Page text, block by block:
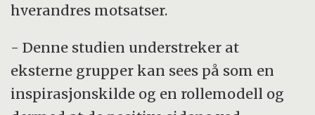
hverandres motsatser.
- Denne studien understreker at
eksterne grupper kan sees på som en
inspirasjonskilde og en rollemodell og